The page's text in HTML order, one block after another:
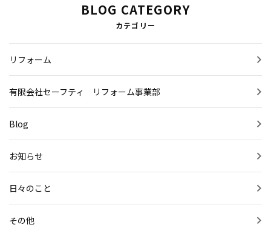
BLOG CATEGORY
カテゴリー
リフォーム
有限会社セーフティ リフォーム事業部
Blog
お知らせ
日々のこと
その他